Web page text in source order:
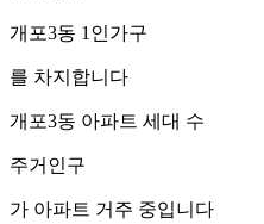
개포3동 1인가구
를 차지합니다
개포3동 아파트 세대 수
주거인구
가 아파트 거주 중입니다